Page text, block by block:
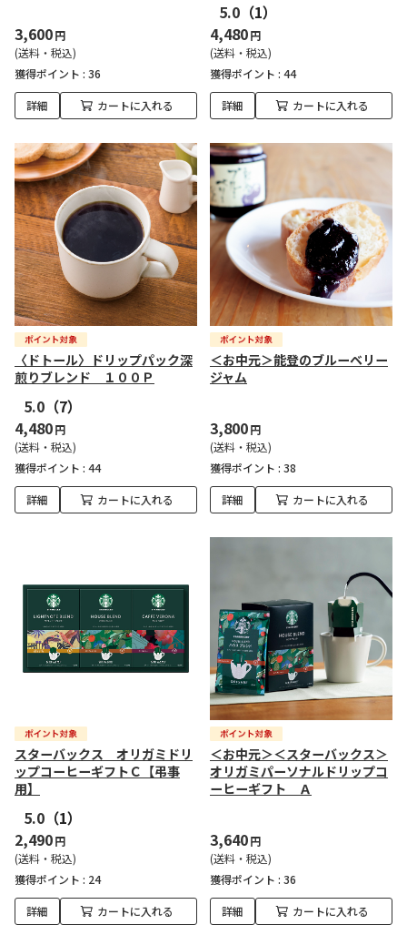
3,600円
(送料・税込)
獲得ポイント : 36
詳細 カートに入れる
5.0 （1）
4,480円
(送料・税込)
獲得ポイント : 44
詳細 カートに入れる
〈ドトール〉ドリップパック深
煎りブレンド １００Ｐ
5.0 （7）
4,480円
(送料・税込)
獲得ポイント : 44
詳細 カートに入れる
＜お中元＞能登のブルーベリー
ジャム
3,800円
(送料・税込)
獲得ポイント : 38
詳細 カートに入れる
スターバックス オリガミドリ
ップコーヒーギフトＣ【弔事
用】
5.0 （1）
2,490円
(送料・税込)
獲得ポイント : 24
詳細 カートに入れる
＜お中元＞＜スターバックス＞
オリガミパーソナルドリップコ
ーヒーギフト Ａ
3,640円
(送料・税込)
獲得ポイント : 36
詳細 カートに入れる